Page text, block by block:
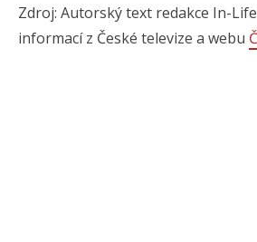
Zdroj: Autorský text redakce In-
informací z České televize a webu